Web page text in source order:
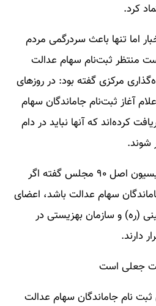
کرد.
اما تنها باعث سردرگمی مردم
منتظر ثبت‌نام سهام عدالت
مرکزی گفته بود: در روزهای
آغاز ثبت‌نام جاماندگان سهام
کرده‌اند که آنها نباید در دام
شوند.
از طرف دیگر هم رئیس کمیسیون اصل ۹۰ مجلس گفته اگر
سهام عدالت باشد، اعضای
(ره) و سازمان بهزیستی در
دارند.
جعلی است
ثبت نام جاماندگان سهام عدالت